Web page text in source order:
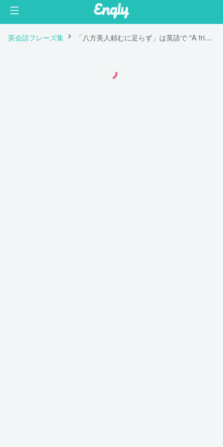
英会話フレーズ集 「八方美人頼むに足らず」は英語で "A friend to all is a friend to none."